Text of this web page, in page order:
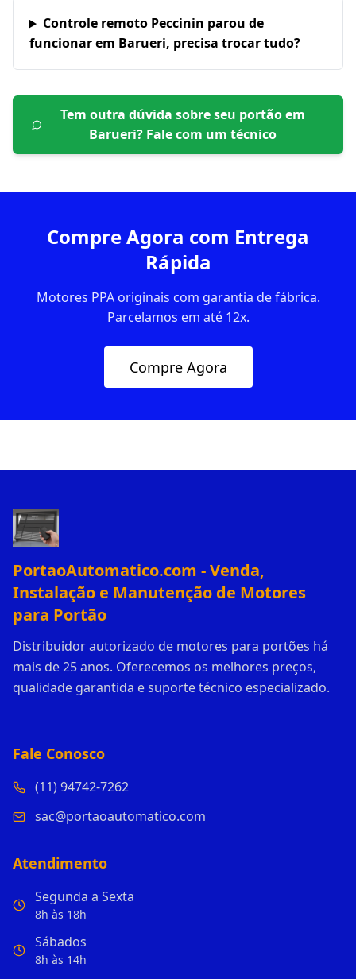
Controle remoto Peccinin parou de
funcionar em Barueri, precisa trocar tudo?
Tem outra dúvida sobre seu portão em
Barueri? Fale com um técnico
Compre Agora com Entrega
Rápida
Motores PPA originais com garantia de fábrica.
Parcelamos em até 12x.
Compre Agora
PortaoAutomatico.com - Venda,
Instalação e Manutenção de Motores
para Portão
Distribuidor autorizado de motores para portões há
mais de 25 anos. Oferecemos os melhores preços,
qualidade garantida e suporte técnico especializado.
Fale Conosco
(11) 94742-7262
sac@portaoautomatico.com
Atendimento
Segunda a Sexta
8h às 18h
Sábados
8h às 14h